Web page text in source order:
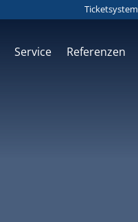
Ticketsystem
Service Referenzen